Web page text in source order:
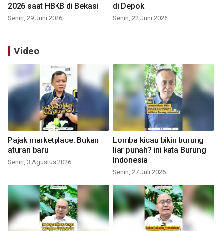
2026 saat HBKB di Bekasi
Senin, 29 Juni 2026
di Depok
Senin, 22 Juni 2026
Video
Pajak marketplace: Bukan
aturan baru
Senin, 3 Agustus 2026
Lomba kicau bikin burung
liar punah? ini kata Burung
Indonesia
Senin, 27 Juli 2026